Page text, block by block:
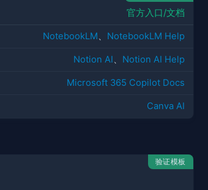
官方入口/文档
NotebookLM、 NotebookLM Help
Notion AI、 Notion AI Help
Microsoft 365 Copilot Docs
Canva AI
验证模板